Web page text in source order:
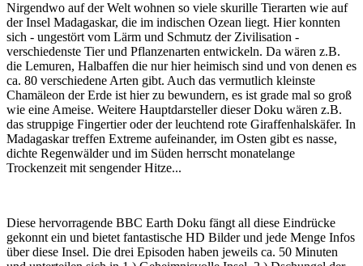
Nirgendwo auf der Welt wohnen so viele skurille Tierarten wie auf
der Insel Madagaskar, die im indischen Ozean liegt. Hier konnten
sich - ungestört vom Lärm und Schmutz der Zivilisation -
verschiedenste Tier und Pflanzenarten entwickeln. Da wären z.B.
die Lemuren, Halbaffen die nur hier heimisch sind und von denen es
ca. 80 verschiedene Arten gibt. Auch das vermutlich kleinste
Chamäleon der Erde ist hier zu bewundern, es ist grade mal so groß
wie eine Ameise. Weitere Hauptdarsteller dieser Doku wären z.B.
das struppige Fingertier oder der leuchtend rote Giraffenhalskäfer. In
Madagaskar treffen Extreme aufeinander, im Osten gibt es nasse,
dichte Regenwälder und im Süden herrscht monatelange
Trockenzeit mit sengender Hitze...
Diese hervorragende BBC Earth Doku fängt all diese Eindrücke
gekonnt ein und bietet fantastische HD Bilder und jede Menge Infos
über diese Insel. Die drei Episoden haben jeweils ca. 50 Minuten